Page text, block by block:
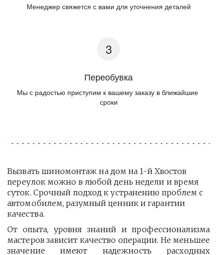
Менеджер свяжется с вами для уточнения деталей
Переобувка
Мы с радостью приступим к вашему заказу в ближайшие
сроки
Вызвать шиномонтаж на дом на 1-й Хвостов
переулок можно в любой день недели и время
суток. Срочный подход к устранению проблем с
автомобилем, разумный ценник и гарантии
качества.
От опыта, уровня знаний и профессионализма
мастеров зависит качество операции. Не меньшее
значение имеют надежность расходных